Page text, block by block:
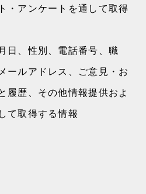
・アンケートを通して取得
日、性別、電話番号、職
ールアドレス、ご意見・お
履歴、その他情報提供およ
て取得する情報